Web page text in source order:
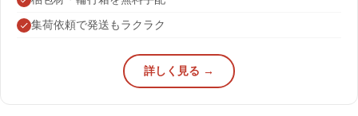
集荷依頼で発送もラクラク
詳しく見る →